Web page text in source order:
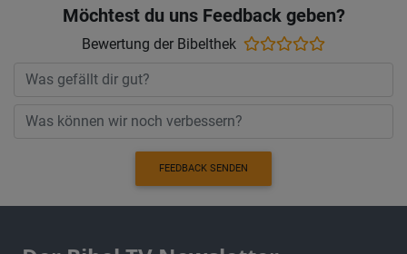
Möchtest du uns Feedback geben?
Bewertung der Bibelthek
FEEDBACK SENDEN